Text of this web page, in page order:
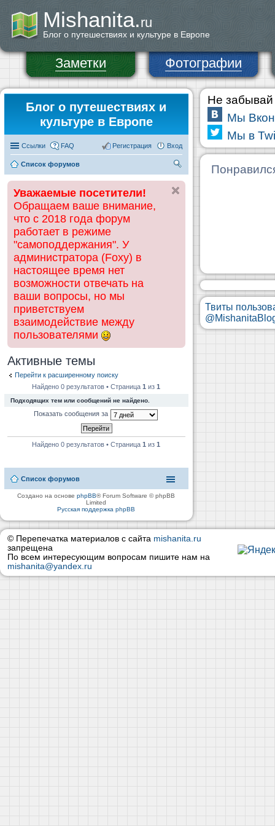
Mishanita.ru
Блог о путешествиях и культуре в Европе
Заметки Фотографии
Блог о путешествиях и
культуре в Европе
Ссылки FAQ Вход
Регистрация
Список форумов
ск
Уважаемые посетители!
Обращаем ваше внимание,
что с 2018 года форум
работает в режиме
"самоподдержания". У
администратора (Foxy) в
настоящее время нет
возможности отвечать на
ваши вопросы, но мы
приветствуем
взаимодействие между
пользователями
Активные темы
Перейти к расширенному поиску
Найдено 0 результатов • Страница1 из1
Подходящих тем или сообщений не найдено.
Показать сообщения за
Найдено 0 результатов • Страница1 из1
Список форумов
Создано на основеphpBB® Forum Software © phpBB
Limited
Русская поддержка phpBB
Не забывай
Мы
Мы в
Твиты
© Перепечатка материалов с сайта mishanita.ru
запрещена
По всем интересующим вопросам пишите нам на
mishanita@yandex.ru